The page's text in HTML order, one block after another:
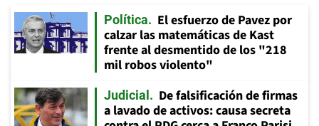
Política
El esfuerzo de Pavez por
calzar las matemáticas de Kast
frente al desmentido de los "218
mil robos violento"
Judicial
De falsificación de firmas
a lavado de activos: causa secreta